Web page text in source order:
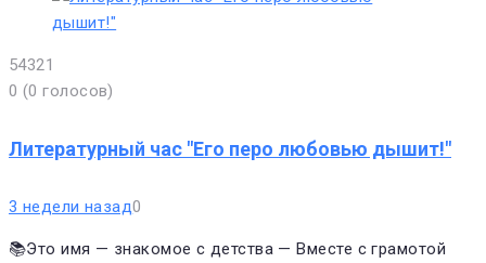
54321
0 (0 голосов)
Литературный час "Его перо любовью дышит!"
3 недели назад0
📚Это имя — знакомое с детства — Вместе с грамотой